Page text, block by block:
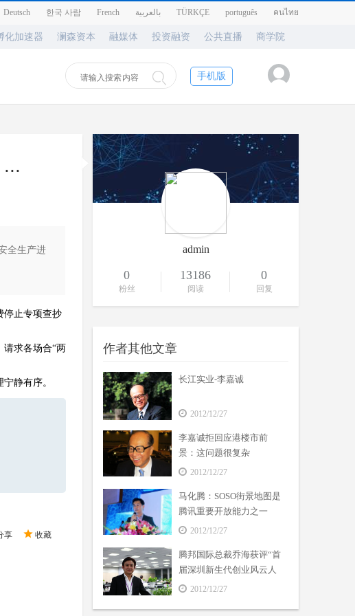
Deutsch 한국 사람 French بالعربية TÜRKÇE português คนไทย
化加速器 澜森资本 融媒体 投资融资 公共直播 商学院
手机版
全生产进
停止专项查抄
求各场合“两
静有序。
收藏
享
admin
0
粉丝
13186
阅读
0
回复
作者其他文章
长江实业-李嘉诚
2012/12/27
李嘉诚拒回应港楼市前
景：这问题很复杂
2012/12/27
马化腾：SOSO街景地图是
腾讯重要开放能力之一
2012/12/27
腾邦国际总裁乔海获评“首
届深圳新生代创业风云人
物”2012/12/27